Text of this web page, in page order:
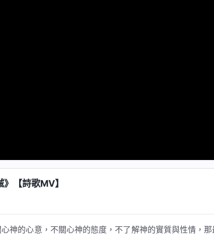
【詩歌MV】
神的心意，不關心神的態度，不了解神的實質與性情，